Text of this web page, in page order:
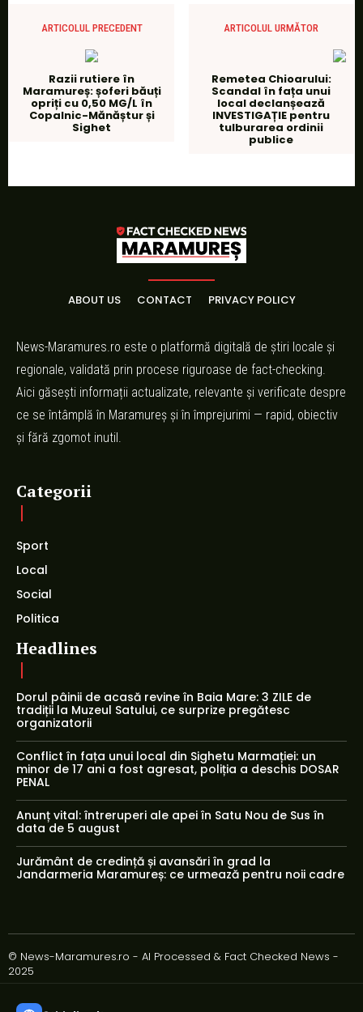
ARTICOLUL PRECEDENT
Razii rutiere în
Maramureș: șoferi băuți
opriți cu 0,50 MG/L în
Copalnic-Mănăștur și
Sighet
ARTICOLUL URMĂTOR
Remetea Chioarului:
Scandal în fața unui
local declanșează
INVESTIGAȚIE pentru
tulburarea ordinii
publice
ABOUT US CONTACT PRIVACY POLICY
News-Maramures.ro este o platformă digitală de știri locale și
regionale, validată prin procese riguroase de fact-checking.
Aici găsești informații actualizate, relevante și verificate despre
ce se întâmplă în Maramureș și în împrejurimi — rapid, obiectiv
și fără zgomot inutil.
Categorii
Sport
Local
Social
Politica
Headlines
Dorul pâinii de acasă revine în Baia Mare: 3 ZILE de
tradiții la Muzeul Satului, ce surprize pregătesc
organizatorii
Conflict în fața unui local din Sighetu Marmației: un
minor de 17 ani a fost agresat, poliția a deschis DOSAR
PENAL
Anunț vital: întreruperi ale apei în Satu Nou de Sus în
data de 5 august
Jurământ de credință și avansări în grad la
Jandarmeria Maramureș: ce urmează pentru noii cadre
© News-Maramures.ro - AI Processed & Fact Checked News -
2025